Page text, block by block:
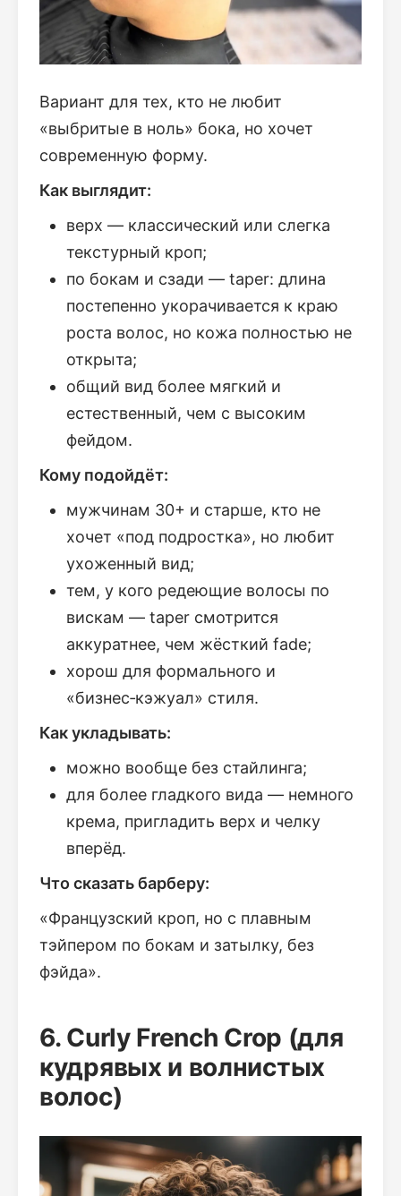
Вариант для тех, кто не любит
«выбритые в ноль» бока, но хочет
современную форму.
Как выглядит:
верх — классический или слегка
текстурный кроп;
по бокам и сзади — taper: длина
постепенно укорачивается к краю
роста волос, но кожа полностью не
открыта;
общий вид более мягкий и
естественный, чем с высоким
фейдом.
Кому подойдёт:
мужчинам 30+ и старше, кто не
хочет «под подростка», но любит
ухоженный вид;
тем, у кого редеющие волосы по
вискам — taper смотрится
аккуратнее, чем жёсткий fade;
хорош для формального и
«бизнес‑кэжуал» стиля.
Как укладывать:
можно вообще без стайлинга;
для более гладкого вида — немного
крема, пригладить верх и челку
вперёд.
Что сказать барберу:
«Французский кроп, но с плавным
тэйпером по бокам и затылку, без
фэйда».
6. Curly French Crop (для
кудрявых и волнистых
волос)